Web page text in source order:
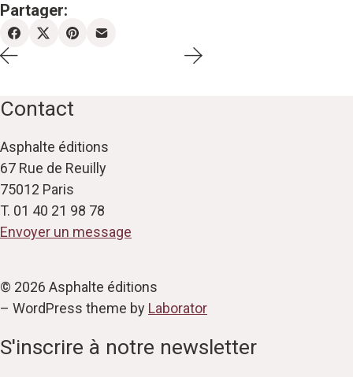
Partager:
Contact
Asphalte éditions
67 Rue de Reuilly
75012 Paris
T. 01 40 21 98 78
Envoyer un message
© 2026 Asphalte éditions
– WordPress theme by Laborator
S'inscrire à notre newsletter